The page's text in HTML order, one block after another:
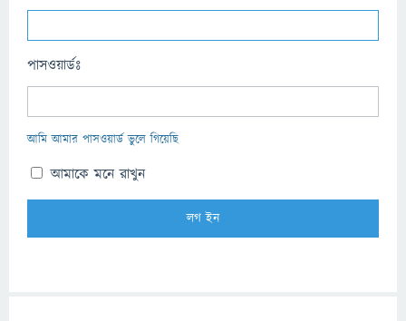
পাসওয়ার্ডঃ
আমি আমার পাসওয়ার্ড ভুলে গিয়েছি
আমাকে মনে রাখুন